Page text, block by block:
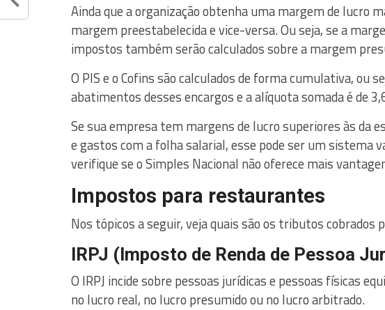
Ainda que a organização obtenha uma margem de lucro
margem preestabelecida e vice-versa. Ou seja, se a
impostos também serão calculados sobre a margem
O PIS e o Cofins são calculados de forma cumulativa, ou
abatimentos desses encargos e a alíquota somada é de
Se sua empresa tem margens de lucro superiores às da
e gastos com a folha salarial, esse pode ser um sistema
verifique se o Simples Nacional não oferece mais
Impostos para restaurantes
Nos tópicos a seguir, veja quais são os tributos cobrados
IRPJ (Imposto de Renda de Pessoa
O IRPJ incide sobre pessoas jurídicas e pessoas físicas
no lucro real, no lucro presumido ou no lucro arbitrado.